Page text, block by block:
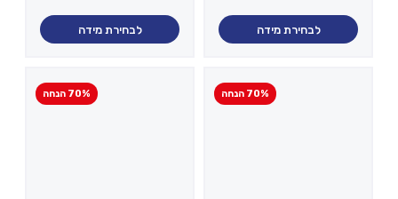
₪2,490.00.
₪747.00.
לבחירת מידה
₪2,490.00.לבחירת מידה
70% הנחה 70% הנחה